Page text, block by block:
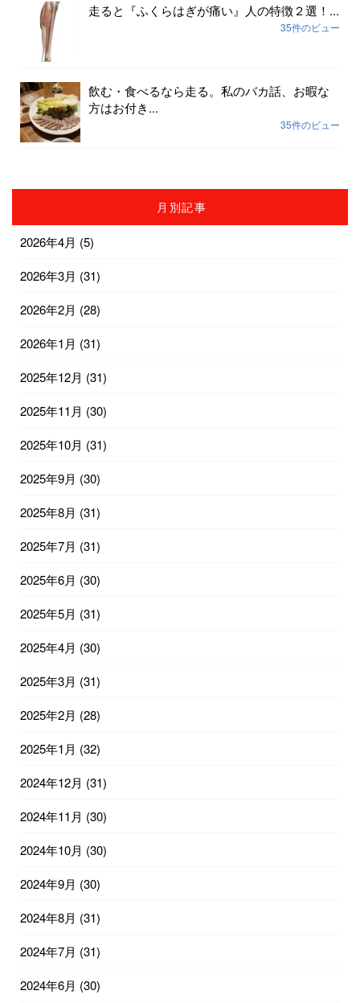
走ると『ふくらはぎが痛い』人の特徴２選！...
35件のビュー
飲む・食べるなら走る。私のバカ話、お暇な
方はお付き...
35件のビュー
月別記事
2026年4月 (5)
2026年3月 (31)
2026年2月 (28)
2026年1月 (31)
2025年12月 (31)
2025年11月 (30)
2025年10月 (31)
2025年9月 (30)
2025年8月 (31)
2025年7月 (31)
2025年6月 (30)
2025年5月 (31)
2025年4月 (30)
2025年3月 (31)
2025年2月 (28)
2025年1月 (32)
2024年12月 (31)
2024年11月 (30)
2024年10月 (30)
2024年9月 (30)
2024年8月 (31)
2024年7月 (31)
2024年6月 (30)